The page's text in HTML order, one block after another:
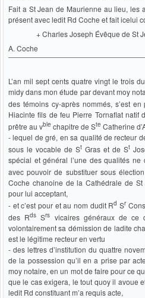
Fait a St Jean de Maurienne au lieu, les
présent avec ledit Rd Coche et fait icelui
+ Charles Joseph Évêque de St
A. Coche
L’an mil sept cents quatre vingt le trois
midy dans mon étude par devant moy
des témoins cy-après nommés, s’est
Hiacinte fils de feu Pierre Tornaflat natif
prêtre au vble chapitre de Ste Catherine
- lequel de gré, en sa qualité de recteur
sous le vocable de St Gras et de St
spécial et général l’une des qualités ne
avec pouvoir de substituer sous
Coche chanoine de la Cathédrale de St
pour lui acceptant,
- et c’est pour et au nom dudit Rd Sr
des Rds Srs vicaires généraux de ce
volontairement sa démission de ladite
est le légitime recteur en vertu
- des lettres d’institution du quattre
de la possession qu’il en a prise par
moy notaire, en un mot de faire pour ce
que le cas exigera, le tout quoy il avoue
ledit Rd constituant m’a requis acte,